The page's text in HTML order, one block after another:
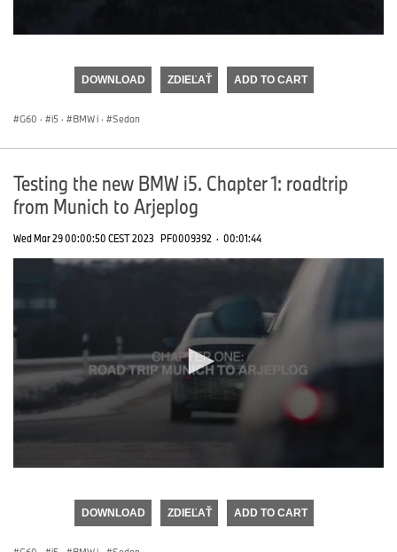
DOWNLOAD ZDIEĽAŤ ADD TO CART
G60 · i5 · BMW i · Sedan
Testing the new BMW i5. Chapter 1: roadtrip
from Munich to Arjeplog
Wed Mar 29 00:00:50 CEST 2023 PF0009392 · 00:01:44
DOWNLOAD ZDIEĽAŤ ADD TO CART